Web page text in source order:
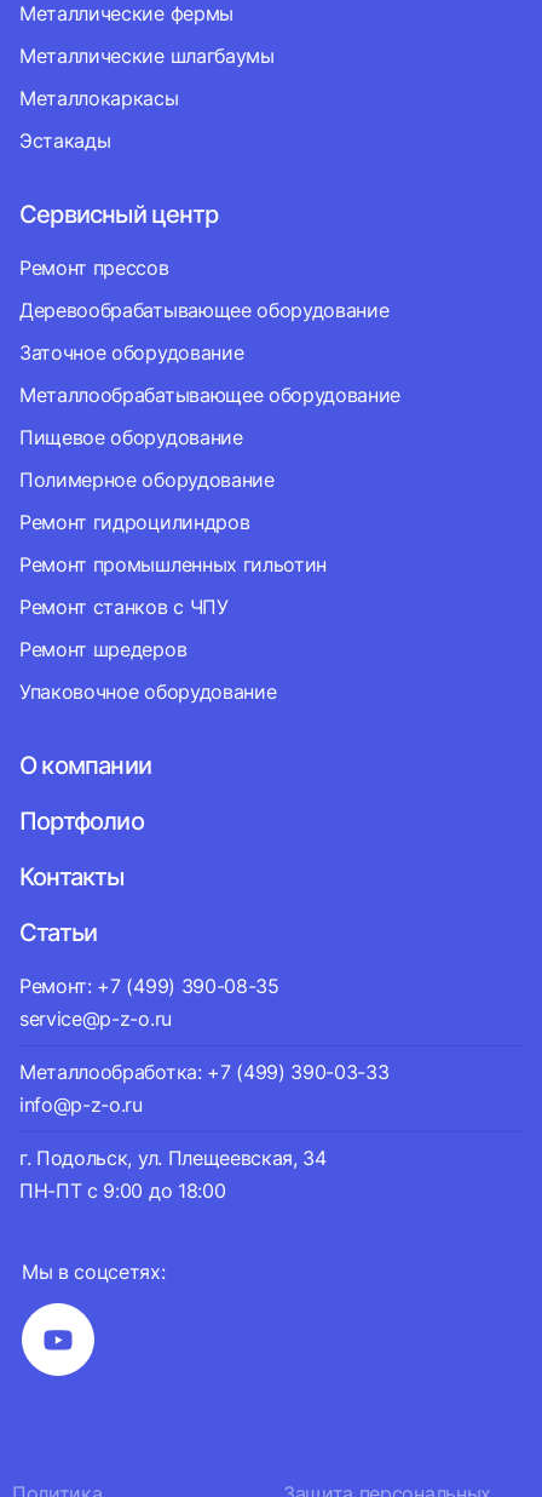
Мы в соцсетях:
Металлические фермы
Металлические шлагбаумы
Металлокаркасы
Эстакады
Сервисный центр
Ремонт прессов
Деревообрабатывающее оборудование
Заточное оборудование
Металлообрабатывающее оборудование
Пищевое оборудование
Полимерное оборудование
Ремонт гидроцилиндров
Ремонт промышленных гильотин
Ремонт станков с ЧПУ
Ремонт шредеров
Упаковочное оборудование
О компании
Портфолио
Контакты
Статьи
Ремонт: +7 (499) 390-08-35
service@p-z-o.ru
Металлообработка: +7 (499) 390-03-33
info@p-z-o.ru
г. Подольск, ул. Плещеевская, 34
ПН-ПТ с 9:00 до 18:00